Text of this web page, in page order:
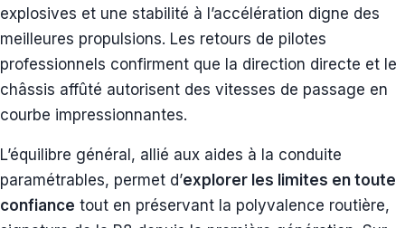
explosives et une stabilité à l’accélération digne des
meilleures propulsions. Les retours de pilotes
professionnels confirment que la direction directe et le
châssis affûté autorisent des vitesses de passage en
courbe impressionnantes.
L’équilibre général, allié aux aides à la conduite
paramétrables, permet d’explorer les limites en toute
confiance tout en préservant la polyvalence routière,